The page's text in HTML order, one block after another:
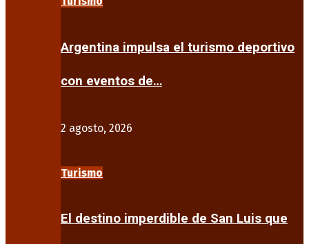
Argentina impulsa el turismo deportivo
con eventos de…
2 agosto, 2026
Turismo
El destino imperdible de San Luis que